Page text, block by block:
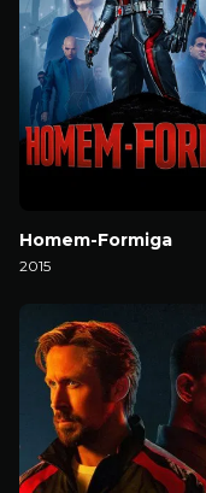
Homem-Formiga
2015